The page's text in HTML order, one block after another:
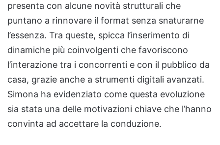
presenta con alcune novità strutturali che
puntano a rinnovare il format senza snaturarne
l’essenza. Tra queste, spicca l’inserimento di
dinamiche più coinvolgenti che favoriscono
l’interazione tra i concorrenti e con il pubblico da
casa, grazie anche a strumenti digitali avanzati.
Simona ha evidenziato come questa evoluzione
sia stata una delle motivazioni chiave che l’hanno
convinta ad accettare la conduzione.